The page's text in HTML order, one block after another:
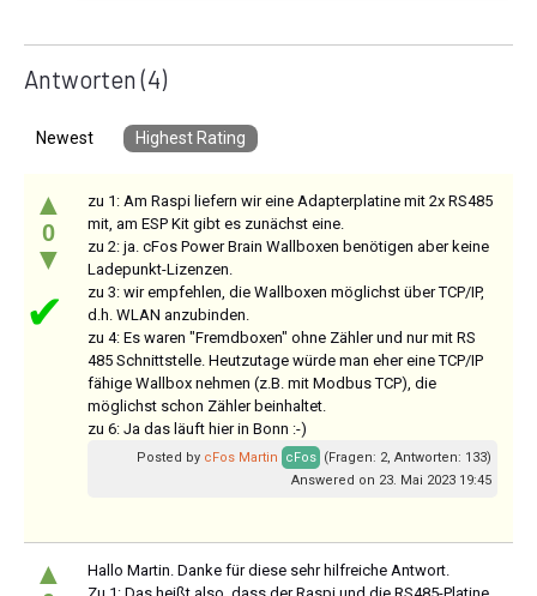
Antworten(4)
Newest Highest Rating
▲
0
▼
✔
zu 1: Am Raspi liefern wir eine Adapterplatine mit 2x RS485
mit, am ESP Kit gibt es zunächst eine.
zu 2: ja. cFos Power Brain Wallboxen benötigen aber keine
Ladepunkt-Lizenzen.
zu 3: wir empfehlen, die Wallboxen möglichst über TCP/IP,
d.h. WLAN anzubinden.
zu 4: Es waren "Fremdboxen" ohne Zähler und nur mit RS
485 Schnittstelle. Heutzutage würde man eher eine TCP/IP
fähige Wallbox nehmen (z.B. mit Modbus TCP), die
möglichst schon Zähler beinhaltet.
zu 6: Ja das läuft hier in Bonn :-)
Posted by cFos Martin cFos (Fragen: 2, Antworten: 133)
Answered on 23. Mai 2023 19:45
▲
Hallo Martin. Danke für diese sehr hilfreiche Antwort.